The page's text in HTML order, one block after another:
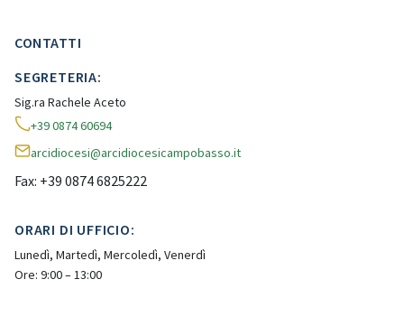
CONTATTI
SEGRETERIA:
Sig.ra Rachele Aceto
+39 0874 60694
arcidiocesi@arcidiocesicampobasso.it
Fax: +39 0874 6825222
ORARI DI UFFICIO:
Lunedì, Martedì, Mercoledì, Venerdì
Ore: 9:00 – 13:00